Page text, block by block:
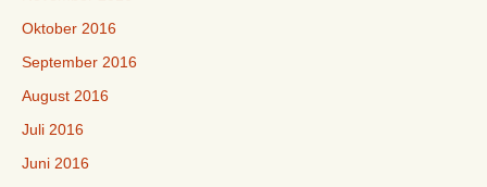
Oktober 2016
September 2016
August 2016
Juli 2016
Juni 2016